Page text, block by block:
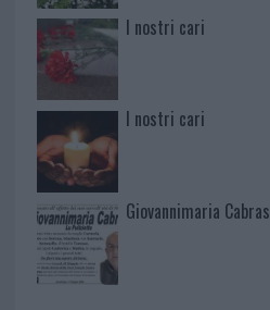
I nostri cari
I nostri cari
Giovannimaria Cabras